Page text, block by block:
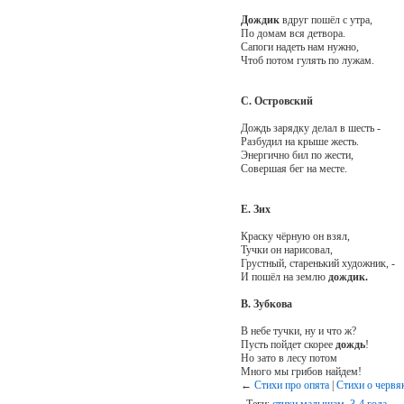
Дождик вдруг пошёл с утра,
По домам вся детвора.
Сапоги надеть нам нужно,
Чтоб потом гулять по лужам.
С. Островский
Дождь зарядку делал в шесть -
Разбудил на крыше жесть.
Энергично бил по жести,
Совершая бег на месте.
Е. Зих
Краску чёрную он взял,
Тучки он нарисовал,
Грустный, старенький художник, -
И пошёл на землюдождик.
В. Зубкова
В небе тучки, ну и что ж?
Пусть пойдет скореедождь!
Но зато в лесу потом
Много мы грибов найдем!
←Стихи про опята |Стихи о